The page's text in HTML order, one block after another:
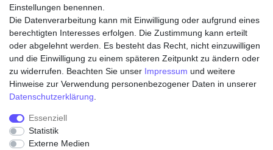
Einstellungen benennen.
Die Datenverarbeitung kann mit Einwilligung oder aufgrund eines
berechtigten Interesses erfolgen. Die Zustimmung kann erteilt
oder abgelehnt werden. Es besteht das Recht, nicht einzuwilligen
und die Einwilligung zu einem späteren Zeitpunkt zu ändern oder
zu widerrufen. Beachten Sie unser Impressum und weitere
Hinweise zur Verwendung personenbezogener Daten in unserer
Daten­schutz­erklärung
Essenziell
Statistik
Externe Medien
Zahlungsarten